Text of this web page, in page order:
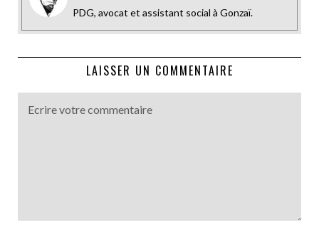
PDG, avocat et assistant social à Gonzaï.
LAISSER UN COMMENTAIRE